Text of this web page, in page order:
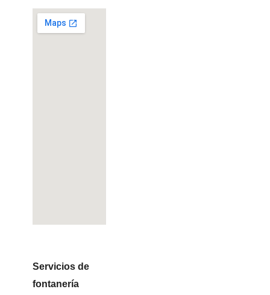
Servicios de
fontanería